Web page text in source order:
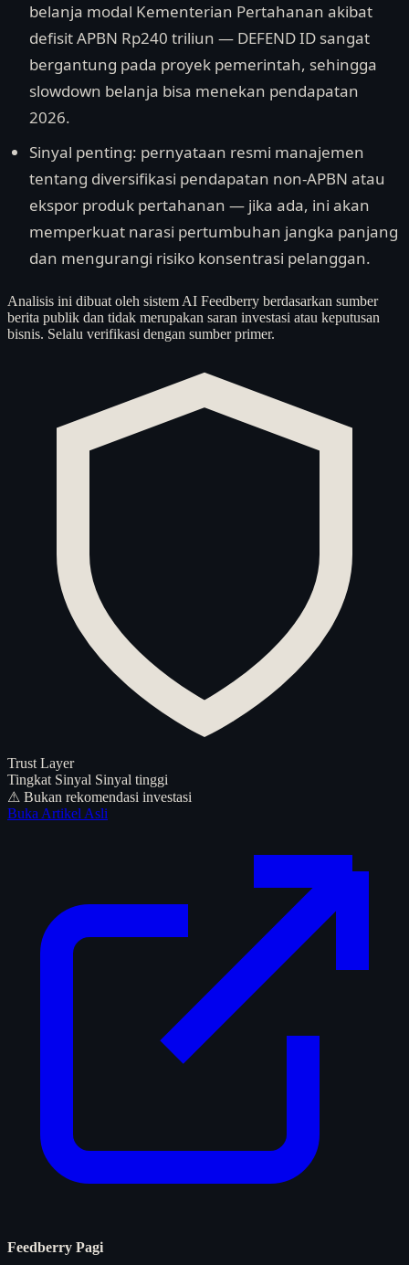
belanja modal Kementerian Pertahanan akibat
defisit APBN Rp240 triliun — DEFEND ID sangat
bergantung pada proyek pemerintah, sehingga
slowdown belanja bisa menekan pendapatan
2026.
Sinyal penting: pernyataan resmi manajemen
tentang diversifikasi pendapatan non-APBN atau
ekspor produk pertahanan — jika ada, ini akan
memperkuat narasi pertumbuhan jangka panjang
dan mengurangi risiko konsentrasi pelanggan.
Analisis ini dibuat oleh sistem AI Feedberry berdasarkan sumber
berita publik dan tidak merupakan saran investasi atau keputusan
bisnis. Selalu verifikasi dengan sumber primer.
Trust Layer
Tingkat Sinyal Sinyal tinggi
⚠ Bukan rekomendasi investasi
Buka Artikel Asli
Feedberry Pagi